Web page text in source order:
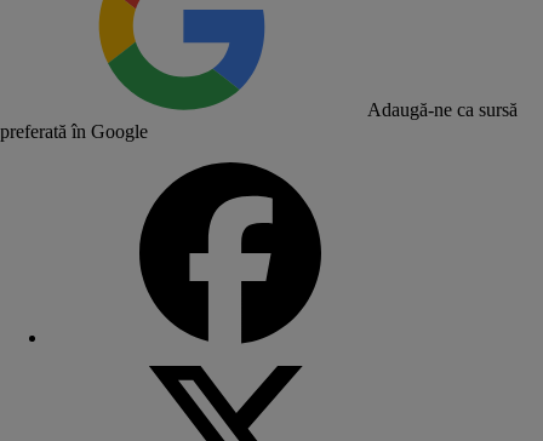
Adaugă-ne ca sursă
preferată în Google